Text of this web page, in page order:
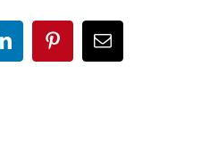
LinkedInPinterestCorreo
electrónico